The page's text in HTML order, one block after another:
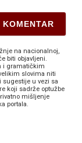
na nacionalnoj,
biti objavljeni.
i gramatičkim
slovima niti
sugestije u vezi sa
koji sadrže optužbe
mišljenje
portala.